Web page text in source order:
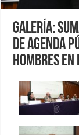
Galería:
de agenda
hombres en